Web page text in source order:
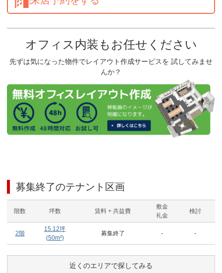
オフィス内装もお任せください
先ずは気になった物件でレイアウト作成サービスを 試してみませ
んか？
募集終了のテナント区画
階数 坪数 賃料 + 共益費
敷金
礼金
検討
2階
15.12坪
(50m²)
募集終了 - -
近くのエリアで探してみる